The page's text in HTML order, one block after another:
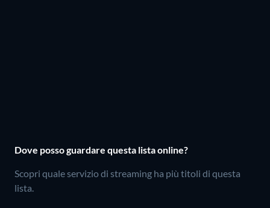
Dove posso guardare questa lista online?
Scopri quale servizio di streaming ha più titoli di questa
lista.